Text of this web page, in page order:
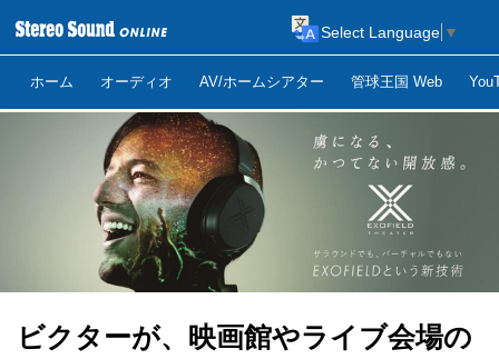
ホーム オーディオ AV/ホームシアター 管球王国 Web
Select Language ▼
ビクターが、映画館やライブ会場の